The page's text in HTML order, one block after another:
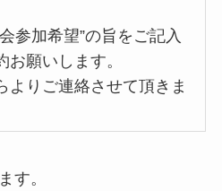
参加希望”の旨をご記入
お願いします。
よりご連絡させて頂きま
す。